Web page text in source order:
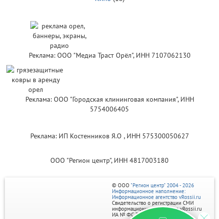
Реклама: ООО "Медиа Траст Орёл", ИНН 7107062130
Реклама: ООО "Городская клининговая компания", ИНН
5754006405
Реклама: ИП Костенников Я.О , ИНН 575300050627
ООО "Регион центр", ИНН 4817003180
© ООО "Регион центр" 2004 - 2026
Информационное наполнение:
Информационное агентство vRossii.ru
Свидетельство о регистрации СМИ
информационного агентства vRossii.ru
ИА № ФС 77‑35502